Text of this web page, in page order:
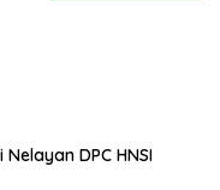
DPC HNSI